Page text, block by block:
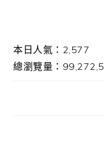
本日人氣：2,577
總瀏覽量：